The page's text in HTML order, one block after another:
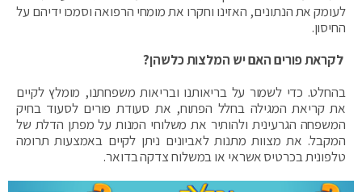
לעומק את הנתונים, האזינו וחקרו את מומחי הרפואה וסמכו ידיהם על
החיסון.
לקראת פורים האם יש המלצות כלשהן?
בהחלט. כדי לשמור על בריאותנו ובריאות משפחתנו, מומלץ לקיים
את קריאת המגילה בחלל הפתוח, את סעודת פורים לסעוד בחיק
המשפחה הגרעינית ולהותיר את משלוחי המנות על מפתן הדלת של
המקבל. את מצוות מתנות לאביונים ניתן לקיים באמצעות תרומה
טלפונית בכרטיס אשראי או במשלוח צדקה בדואר.